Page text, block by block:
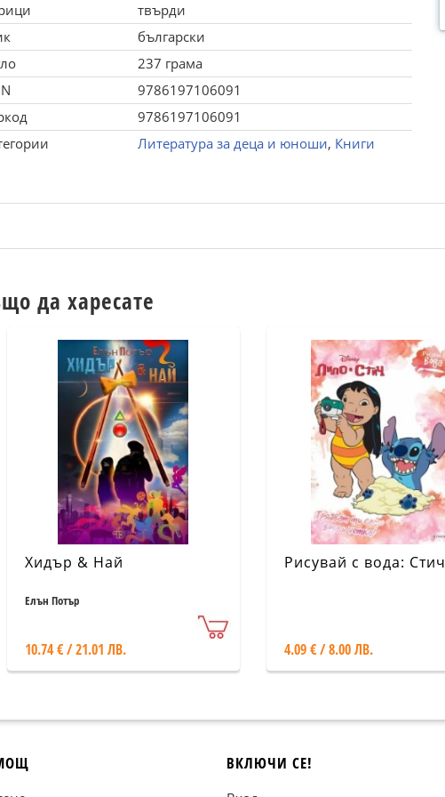
твърди
български
237 грама
9786197106091
9786197106091
Литература за деца и юноши, Книги
да харесате
Хидър & Най
Елън Потър
10.74 € / 21.01 ЛВ.
Рисувай с вода: Стич
4.09 € / 8.00 ЛВ.
ВКЛЮЧИ СЕ!